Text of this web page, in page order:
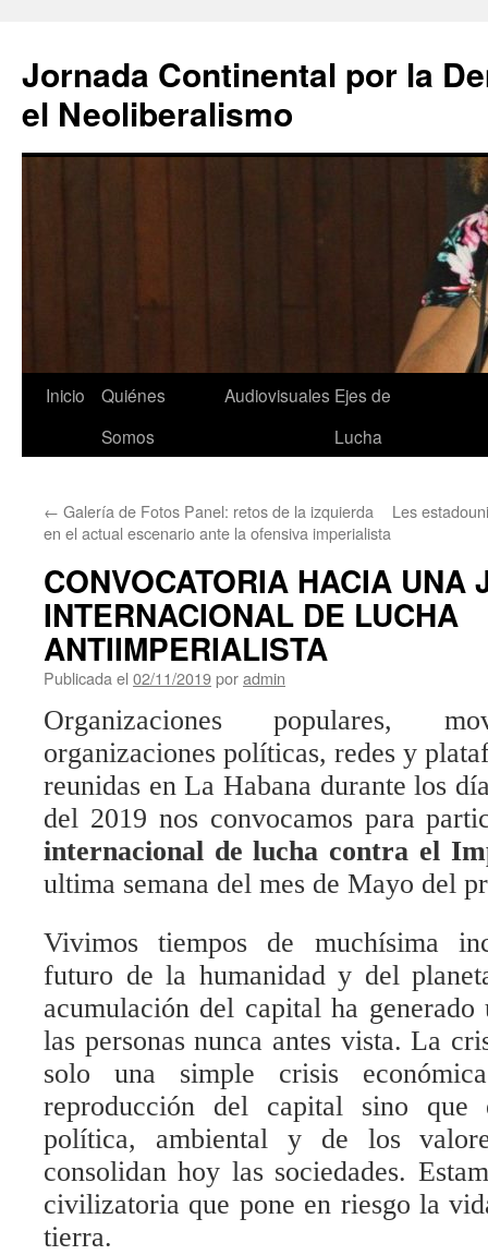
contenido
Jornada Continental por la
el Neoliberalismo
Inicio
Quiénes
Somos
Audiovisuales Ejes de
Lucha
← Galería de Fotos Panel: retos de la izquierda
en el actual escenario ante la ofensiva imperialista
Les
CONVOCATORIA HACIA UNA
INTERNACIONAL DE LUCHA
ANTIIMPERIALISTA
Publicada el 02/11/2019poradmin
Organizaciones populares,
organizaciones políticas, redes y
reunidas en La Habana durante los
del 2019 nos convocamos para
internacional de lucha contra el
ultima semana del mes de Mayo del
Vivimos tiempos de muchísima
futuro de la humanidad y del
acumulación del capital ha generado
las personas nunca antes vista. La
solo una simple crisis
reproducción del capital sino que
política, ambiental y de los
consolidan hoy las sociedades.
civilizatoria que pone en riesgo la
tierra.